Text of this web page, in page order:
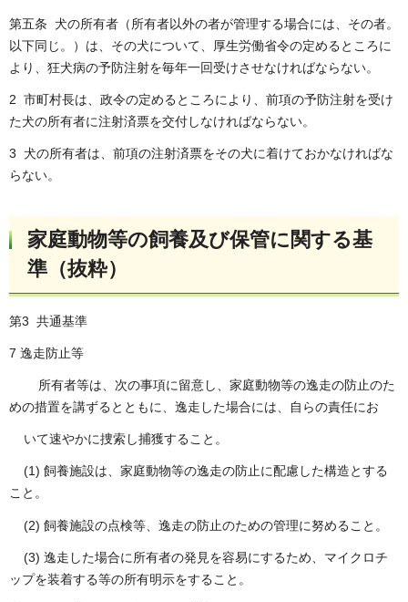
第五条 犬の所有者（所有者以外の者が管理する場合には、その者。
以下同じ。）は、その犬について、厚生労働省令の定めるところに
より、狂犬病の予防注射を毎年一回受けさせなければならない。
2 市町村長は、政令の定めるところにより、前項の予防注射を受け
た犬の所有者に注射済票を交付しなければならない。
3 犬の所有者は、前項の注射済票をその犬に着けておかなければな
らない。
家庭動物等の飼養及び保管に関する基
準（抜粋）
第3 共通基準
7 逸走防止等
所有者等は、次の事項に留意し、家庭動物等の逸走の防止のた
めの措置を講ずるとともに、逸走した場合には、自らの責任にお
いて速やかに捜索し捕獲すること。
(1) 飼養施設は、家庭動物等の逸走の防止に配慮した構造とする
こと。
(2) 飼養施設の点検等、逸走の防止のための管理に努めること。
(3) 逸走した場合に所有者の発見を容易にするため、マイクロチ
ップを装着する等の所有明示をすること。